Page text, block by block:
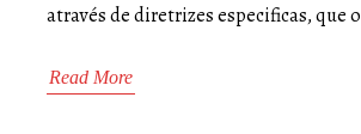
através de diretrizes especificas, que o
Read More